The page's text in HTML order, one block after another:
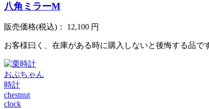
八角ミラーM
販売価格(税込)： 12,100 円
お客様曰く、在庫がある時に購入しないと後悔する品で